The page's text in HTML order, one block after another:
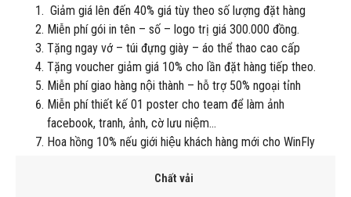
Giảm giá lên đến 40% giá tùy theo số lượng đặt hàng
Miễn phí gói in tên – số – logo trị giá 300.000 đồng.
Tặng ngay vớ – túi đựng giày – áo thể thao cao cấp
Tặng voucher giảm giá 10% cho lần đặt hàng tiếp theo.
Miễn phí giao hàng nội thành – hỗ trợ 50% ngoại tỉnh
Miễn phí thiết kế 01 poster cho team để làm ảnh
facebook, tranh, ảnh, cờ lưu niệm…
Hoa hồng 10% nếu giới hiệu khách hàng mới cho WinFly
Chất vải